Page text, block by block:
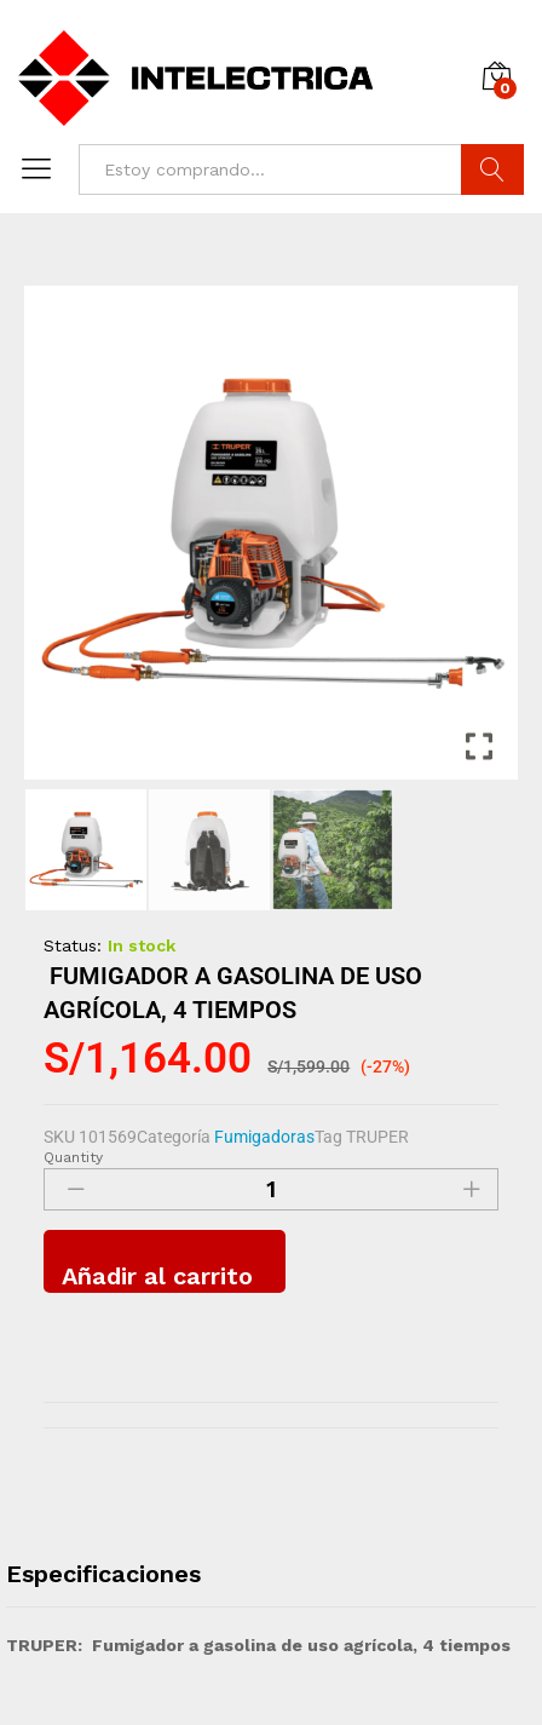
0
Status: In stock
FUMIGADOR A GASOLINA DE USO
AGRÍCOLA, 4 TIEMPOS
S/1,164.00 S/1,599.00 (-27%)
SKU 101569Categoría FumigadorasTag TRUPER
Quantity
Añadir al carrito
Especificaciones
TRUPER: Fumigador a gasolina de uso agrícola, 4 tiempos